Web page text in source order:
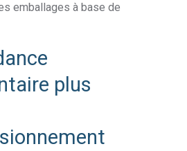
emballages à base de
plus